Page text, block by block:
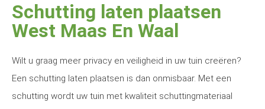
Schutting laten plaatsen
West Maas En Waal
Wilt u graag meer privacy en veiligheid in uw tuin creëren?
Een schutting laten plaatsen is dan onmisbaar. Met een
schutting wordt uw tuin met kwaliteit schuttingmateriaal